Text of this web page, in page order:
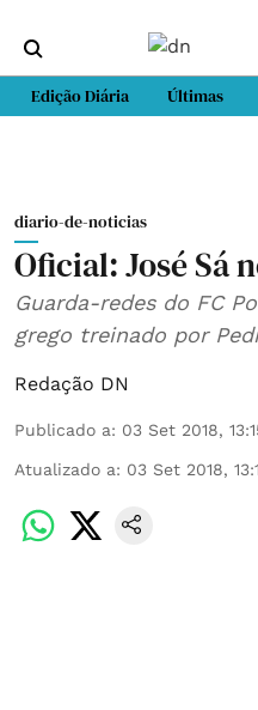
Edição Diária Últimas
diario-de-noticias
Oficial: José Sá
Guarda-redes do FC
grego treinado por
Redação DN
Publicado a: 03 Set 2018,
Atualizado a: 03 Set 2018,